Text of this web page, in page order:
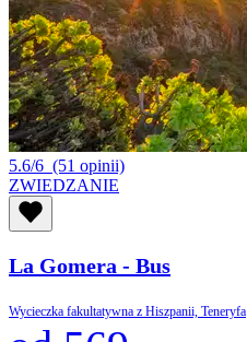
5.6/6 (51 opinii)
ZWIEDZANIE
La Gomera - Bus
Wycieczka fakultatywna z Hiszpanii, Teneryfa